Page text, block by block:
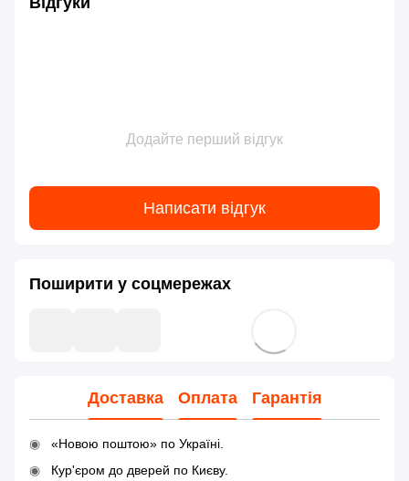
Додайте перший відгук
Написати відгук
Поширити у соцмережах
Доставка Оплата Гарантія
«Новою поштою» по Україні.
Кур'єром до дверей по Києву.